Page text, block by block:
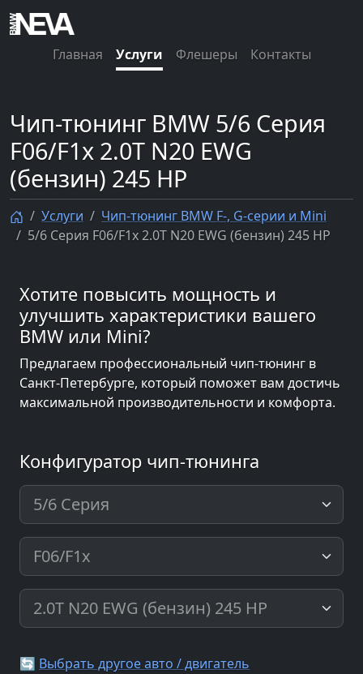
Главная Услуги Флешеры Контакты
Чип-тюнинг BMW 5/6 Серия
F06/F1x 2.0T N20 EWG
(бензин) 245 HP
Услуги
Чип-тюнинг BMW F-, G-серии и Mini
5/6 Серия F06/F1x 2.0T N20 EWG (бензин) 245 HP
Хотите повысить мощность и
улучшить характеристики вашего
BMW или Mini?
Предлагаем профессиональный чип-тюнинг в
Санкт-Петербурге, который поможет вам достичь
максимальной производительности и комфорта.
Конфигуратор чип-тюнинга
🔄 Выбрать другое авто / двигатель